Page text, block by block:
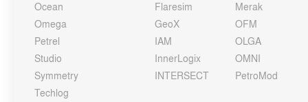
Ocean
Omega
Petrel
Studio
Symmetry
Techlog
Flaresim
GeoX
IAM
InnerLogix
INTERSECT
Merak
OFM
OLGA
OMNI
PetroMod